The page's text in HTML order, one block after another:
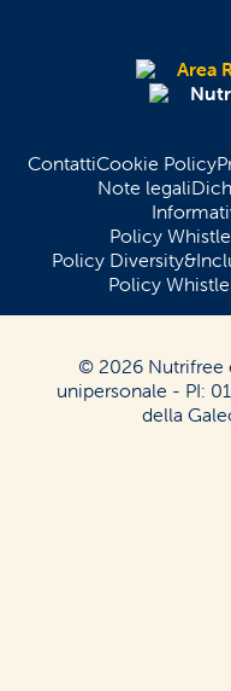
Area
ContattiCookie Policy
Note legali
Policy
Policy
Policy
© 2026 Nutrifree
unipersonale - PI:
della